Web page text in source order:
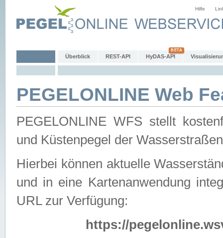
Hilfe
Überblick REST-API HyDAS-API
PEGELONLINE Web
PEGELONLINE WFS stellt
und Küstenpegel der
Hierbei können aktuelle
und in eine Kartenanwendung
URL zur Verfügung:
https://